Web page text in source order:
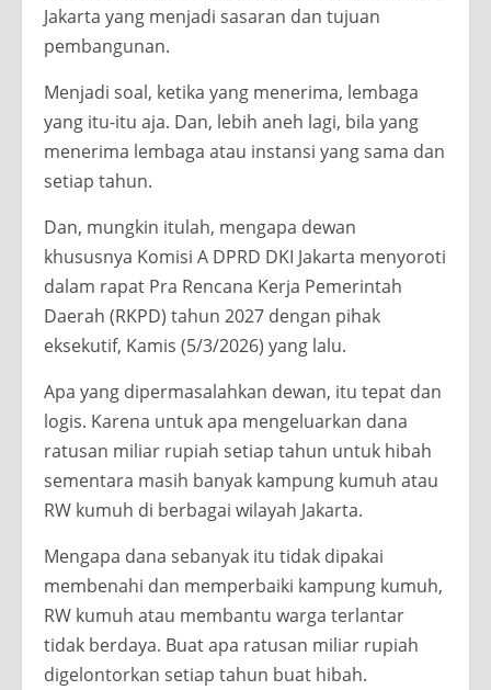
Jakarta yang menjadi sasaran dan tujuan
pembangunan.
Menjadi soal, ketika yang menerima, lembaga
yang itu-itu aja. Dan, lebih aneh lagi, bila yang
menerima lembaga atau instansi yang sama dan
setiap tahun.
Dan, mungkin itulah, mengapa dewan
khususnya Komisi A DPRD DKI Jakarta menyoroti
dalam rapat Pra Rencana Kerja Pemerintah
Daerah (RKPD) tahun 2027 dengan pihak
eksekutif, Kamis (5/3/2026) yang lalu.
Apa yang dipermasalahkan dewan, itu tepat dan
logis. Karena untuk apa mengeluarkan dana
ratusan miliar rupiah setiap tahun untuk hibah
sementara masih banyak kampung kumuh atau
RW kumuh di berbagai wilayah Jakarta.
Mengapa dana sebanyak itu tidak dipakai
membenahi dan memperbaiki kampung kumuh,
RW kumuh atau membantu warga terlantar
tidak berdaya. Buat apa ratusan miliar rupiah
digelontorkan setiap tahun buat hibah.